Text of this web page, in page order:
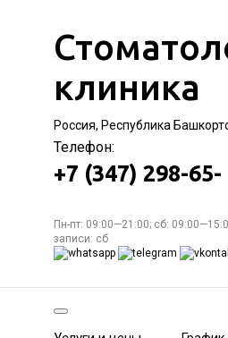
клиника
Россия, Республика
Телефон:
+7 (347) 298-65-
Пн-пт: 09:00—21:00; сб:
записи: сб